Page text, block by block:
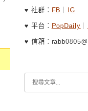
♥ 社群： FB IG
♥ 平台： PopDaily
♥ 信箱：